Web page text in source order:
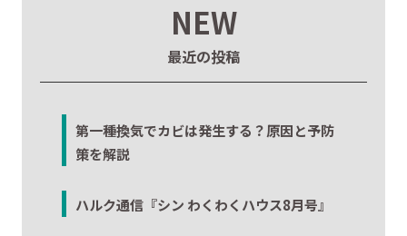
NEW
最近の投稿
第一種換気でカビは発生する？原因と予防
策を解説
ハルク通信『シン わくわくハウス8月号』